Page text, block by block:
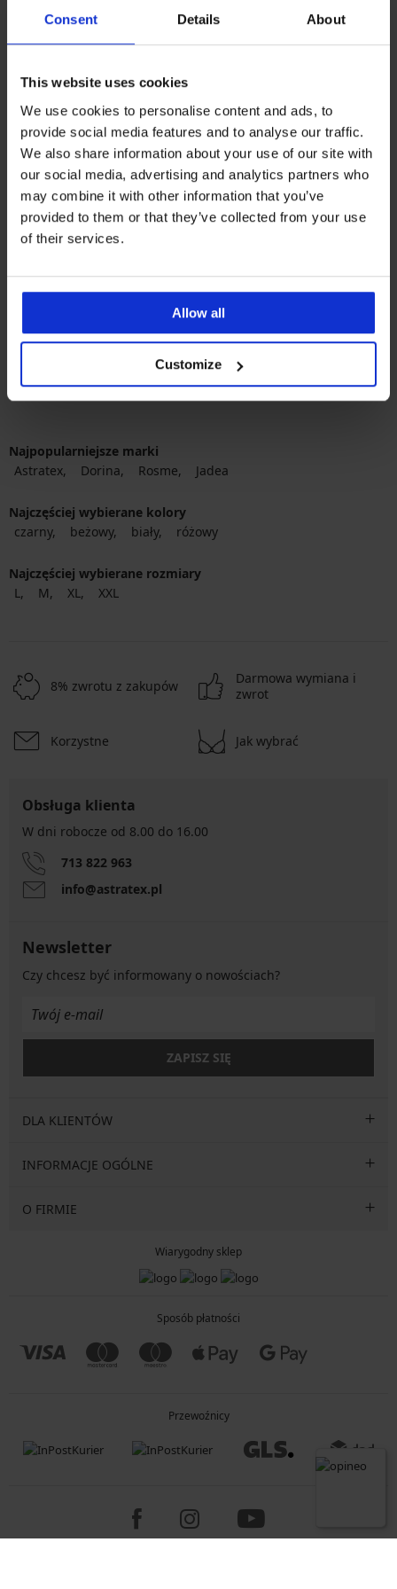
Consent Details About
This website uses cookies
We use cookies to personalise content and ads, to
provide social media features and to analyse our traffic.
We also share information about your use of our site with
our social media, advertising and analytics partners who
may combine it with other information that you’ve
provided to them or that they’ve collected from your use
of their services.
Allow all
Customize
Wyprzedaż -60%
Ciepły dziewczęcy
kombinezon Kigurumi z
Zniżka
82,00 złPierwotna cena
204,99 zł
Najpopularniejsze marki
Astratex
Dorina Rosme Jadea
Najczęściej wybierane kolory
czarny
beżowy biały różowy
Najczęściej wybierane rozmiary
L
M XL XXL
8% zwrotu z zakupów
Darmowa wymiana i
zwrot
Korzystne Jak wybrać
Obsługa klienta
W dni robocze od 8.00 do 16.00
713 822 963
info@astratex.pl
Newsletter
Czy chcesz być informowany o nowościach?
ZAPISZ SIĘ
DLA KLIENTÓW
INFORMACJE OGÓLNE
O FIRMIE
Wiarygodny sklep
Sposób płatności
Przewoźnicy